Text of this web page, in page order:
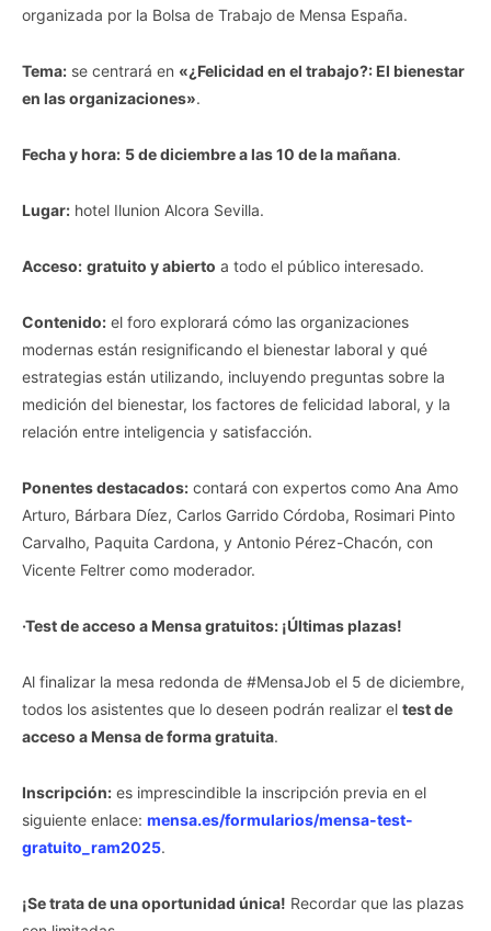
organizada por la Bolsa de Trabajo de Mensa España.
Tema: se centrará en «¿Felicidad en el trabajo?: El bienestar
en las organizaciones».
Fecha y hora: 5 de diciembre a las 10 de la mañana.
Lugar: hotel Ilunion Alcora Sevilla.
Acceso: gratuito y abierto a todo el público interesado.
Contenido: el foro explorará cómo las organizaciones
modernas están resignificando el bienestar laboral y qué
estrategias están utilizando, incluyendo preguntas sobre la
medición del bienestar, los factores de felicidad laboral, y la
relación entre inteligencia y satisfacción.
Ponentes destacados: contará con expertos como Ana Amo
Arturo, Bárbara Díez, Carlos Garrido Córdoba, Rosimari Pinto
Carvalho, Paquita Cardona, y Antonio Pérez-Chacón, con
Vicente Feltrer como moderador.
·Test de acceso a Mensa gratuitos: ¡Últimas plazas!
Al finalizar la mesa redonda de #MensaJob el 5 de diciembre,
todos los asistentes que lo deseen podrán realizar el test de
acceso a Mensa de forma gratuita.
Inscripción: es imprescindible la inscripción previa en el
siguiente enlace: mensa.es/formularios/mensa-test-
gratuito_ram2025.
¡Se trata de una oportunidad única! Recordar que las plazas